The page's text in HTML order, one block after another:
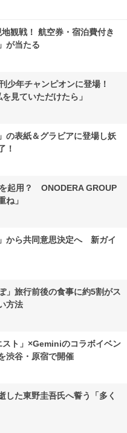
観戦！ 航空券・宿泊費付き
が当たる
少年チャンピオンに登場！
見ていただけたら」
の表紙＆グラビアに登場し妖
！
起用？ ONODERA GROUP
ね」
から共同意思決定へ 新ガイ
」旅行前後の食事に約5割がス
方法
ト」×Geminiのコラボイベン
渋谷・原宿で開催
した東野圭吾氏へ誓う「多く